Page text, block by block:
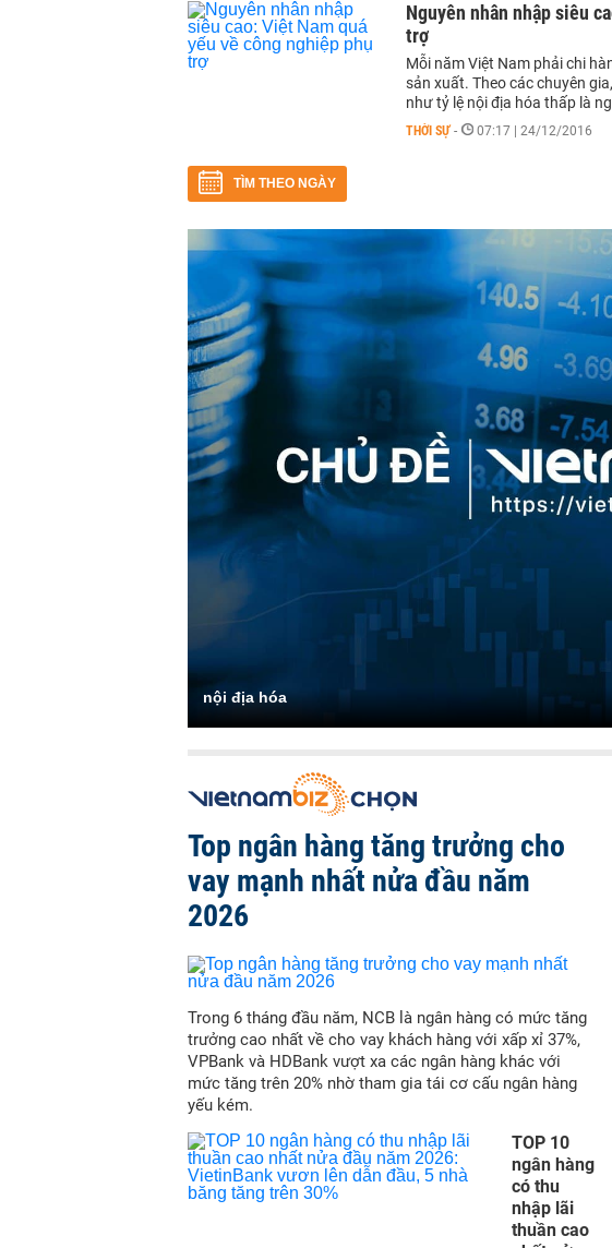
Nguyên nhân nhập siêu
trợ
Mỗi năm Việt Nam phải chi
sản xuất. Theo các chuyên
như tỷ lệ nội địa hóa thấp là
THỜI SỰ - 07:17 | 24/12/2016
TÌM THEO NGÀY
nội địa hóa
Top ngân hàng tăng trưởng cho
vay mạnh nhất nửa đầu năm
2026
Trong 6 tháng đầu năm, NCB là ngân hàng có mức tăng
trưởng cao nhất về cho vay khách hàng với xấp xỉ 37%,
VPBank và HDBank vượt xa các ngân hàng khác với
mức tăng trên 20% nhờ tham gia tái cơ cấu ngân hàng
yếu kém.
TOP 10
ngân hàng
có thu
nhập lãi
thuần cao